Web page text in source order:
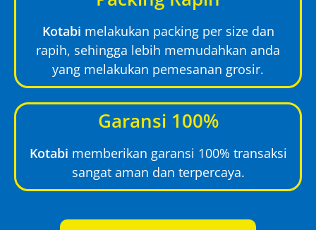
Kotabi melakukan packing per size dan
rapih, sehingga lebih memudahkan anda
yang melakukan pemesanan grosir.
Garansi 100%
Kotabi memberikan garansi 100% transaksi
sangat aman dan terpercaya.